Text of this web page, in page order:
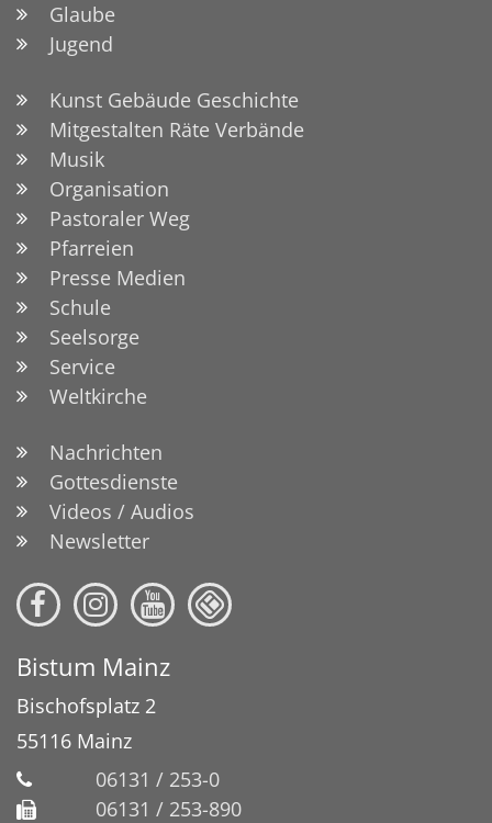
Glaube
Jugend
Kunst Gebäude Geschichte
Mitgestalten Räte Verbände
Musik
Organisation
Pastoraler Weg
Pfarreien
Presse Medien
Schule
Seelsorge
Service
Weltkirche
Nachrichten
Gottesdienste
Videos / Audios
Newsletter
Bistum Mainz
Bischofsplatz 2
55116 Mainz
06131 / 253-0
06131 / 253-890